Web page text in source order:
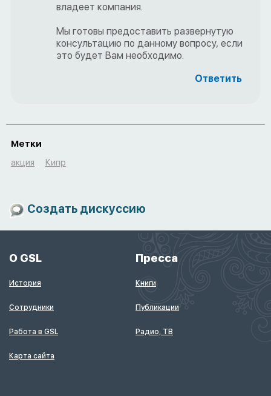
владеет компания.
Мы готовы предоставить развернутую
консультацию по данному вопросу, если
это будет Вам необходимо.
Ответить
Метки
акция
Кипр
Создать дискуссию
О GSL
История
Сотрудники
Работа в GSL
Карта сайта
Пресса
Книги
Публикации
Радио, ТВ